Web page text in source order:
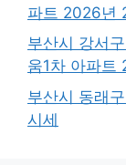
파트 2026년
부산시 강서
움1차 아파트
부산시 동래
시세